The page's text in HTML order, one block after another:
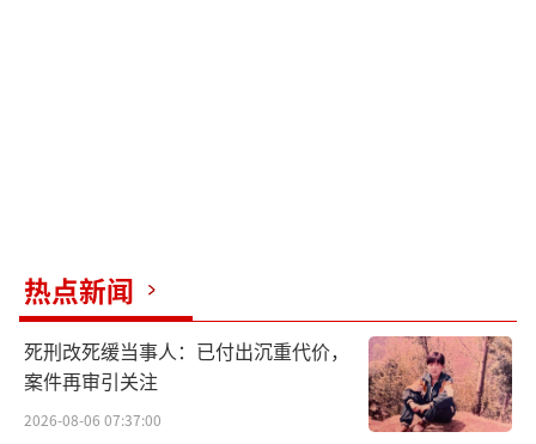
热点新闻
死刑改死缓当事人：已付出沉重代价，
案件再审引关注
2026-08-06 07:37:00